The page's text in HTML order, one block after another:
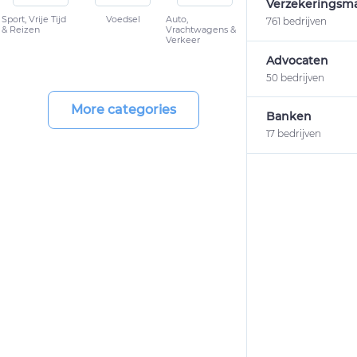
Sport, Vrije Tijd
& Reizen
Voedsel
Auto,
Vrachtwagens &
Verkeer
More categories
761 bedrijven
Advocaten
50 bedrijven
Banken
17 bedrijven